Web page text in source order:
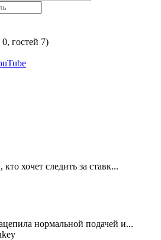
гостей 7)
хочет следить за ставк...
нормальной подачей и...